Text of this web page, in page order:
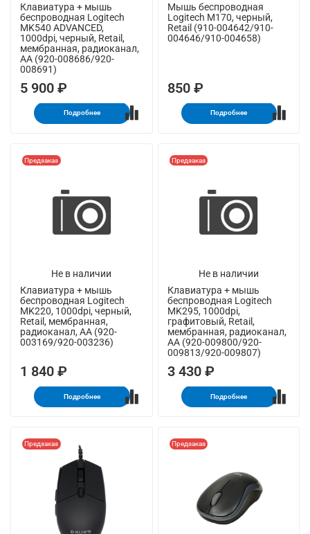
Клавиатура + мышь
беспроводная Logitech
MK540 ADVANCED,
1000dpi, черный, Retail,
мембранная, радиоканал,
AA (920-008686/920-
008691)
5 900 ₽
Подробнее
Мышь беспроводная
Logitech M170, черный,
Retail (910-004642/910-
004646/910-004658)
850 ₽
Подробнее
Не в наличии
Предзаказ
Клавиатура + мышь
беспроводная Logitech
MK220, 1000dpi, черный,
Retail, мембранная,
радиоканал, AA (920-
003169/920-003236)
1 840 ₽
Подробнее
Не в наличии
Предзаказ
Клавиатура + мышь
беспроводная Logitech
MK295, 1000dpi,
графитовый, Retail,
мембранная, радиоканал,
AA (920-009800/920-
009813/920-009807)
3 430 ₽
Подробнее
Предзаказ Предзаказ